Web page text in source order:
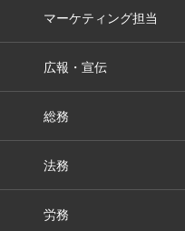
マーケティング担当
広報・宣伝
総務
法務
労務